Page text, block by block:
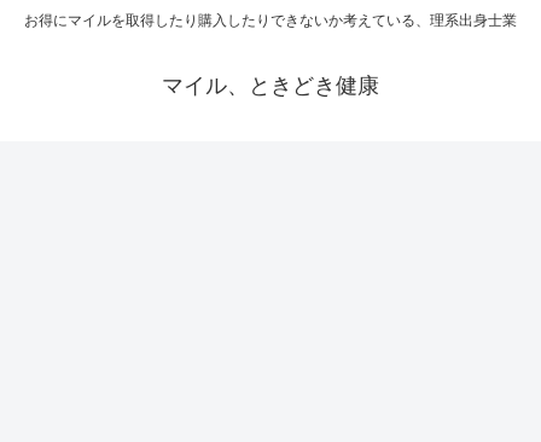
お得にマイルを取得したり購入したりできないか考えている、理系出身士業
マイル、ときどき健康